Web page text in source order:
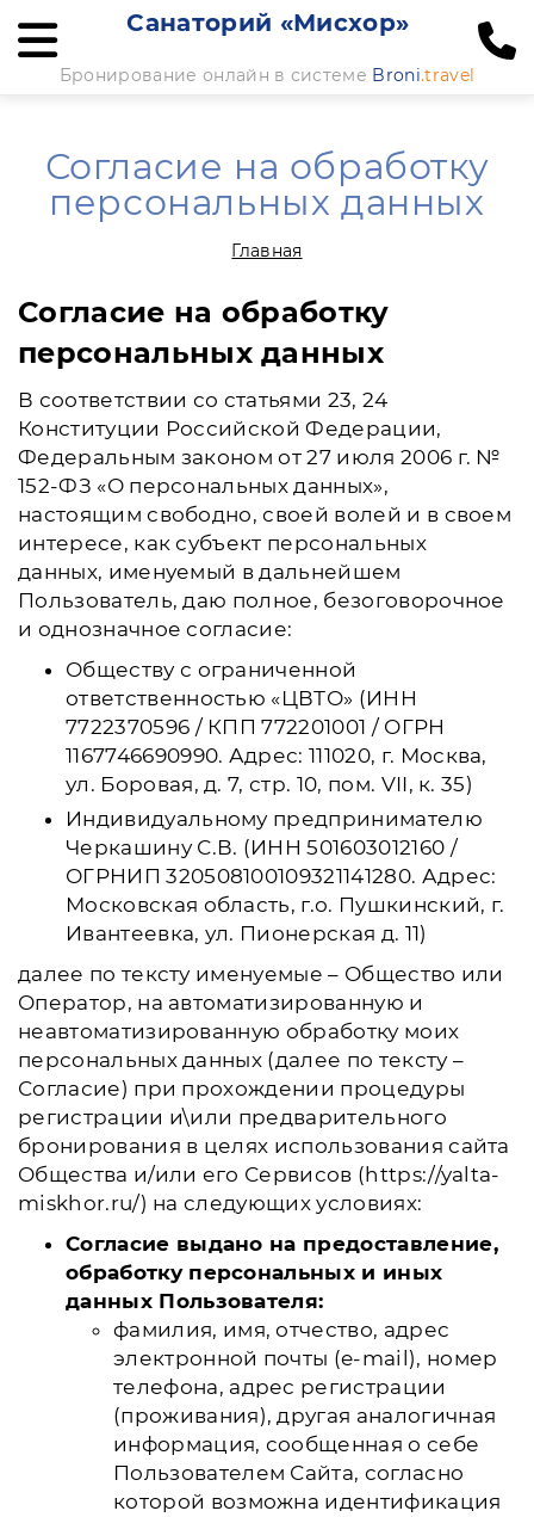
Санаторий «Мисхор»
Бронирование онлайн в системе Broni.travel
Согласие на обработку
персональных данных
Главная
Согласие на обработку
персональных данных
В соответствии со статьями 23, 24
Конституции Российской Федерации,
Федеральным законом от 27 июля 2006 г. №
152-ФЗ «О персональных данных»,
настоящим свободно, своей волей и в своем
интересе, как субъект персональных
данных, именуемый в дальнейшем
Пользователь, даю полное, безоговорочное
и однозначное согласие:
Обществу с ограниченной
ответственностью «ЦВТО» (ИНН
7722370596 / КПП 772201001 / ОГРН
1167746690990. Адрес: 111020, г. Москва,
ул. Боровая, д. 7, стр. 10, пом. VII, к. 35)
Индивидуальному предпринимателю
Черкашину С.В. (ИНН 501603012160 /
ОГРНИП 320508100109321141280. Адрес:
Московская область, г.о. Пушкинский, г.
Ивантеевка, ул. Пионерская д. 11)
далее по тексту именуемые – Общество или
Оператор, на автоматизированную и
неавтоматизированную обработку моих
персональных данных (далее по тексту –
Согласие) при прохождении процедуры
регистрации и\или предварительного
бронирования в целях использования сайта
Общества и/или его Сервисов (https://yalta-
miskhor.ru/) на следующих условиях:
Согласие выдано на предоставление,
обработку персональных и иных
данных Пользователя:
фамилия, имя, отчество, адрес
электронной почты (e-mail), номер
телефона, адрес регистрации
(проживания), другая аналогичная
информация, сообщенная о себе
Пользователем Сайта, согласно
которой возможна идентификация